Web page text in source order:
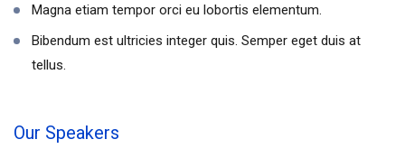
Magna etiam tempor orci eu lobortis elementum.
Bibendum est ultricies integer quis. Semper eget duis at
tellus.
Our Speakers